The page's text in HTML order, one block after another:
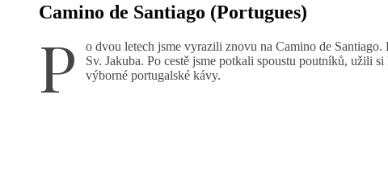
Camino de Santiago (Portugues)
P
o dvou letech jsme vyrazili znovu na Camino de
Sv. Jakuba. Po cestě jsme potkali spoustu poutníků, užili
výborné portugalské kávy.